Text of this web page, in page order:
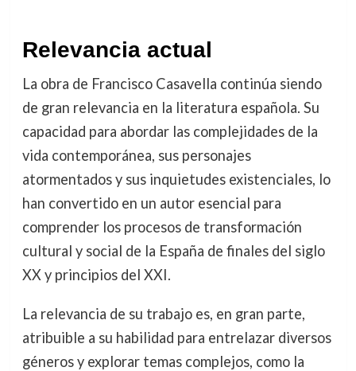
Relevancia actual
La obra de Francisco Casavella continúa siendo
de gran relevancia en la literatura española. Su
capacidad para abordar las complejidades de la
vida contemporánea, sus personajes
atormentados y sus inquietudes existenciales, lo
han convertido en un autor esencial para
comprender los procesos de transformación
cultural y social de la España de finales del siglo
XX y principios del XXI.
La relevancia de su trabajo es, en gran parte,
atribuible a su habilidad para entrelazar diversos
géneros y explorar temas complejos, como la